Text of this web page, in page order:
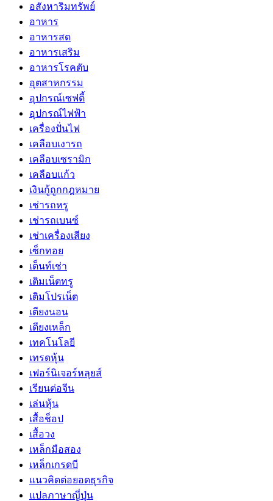
อสังหาริมทรัพย์
อาหาร
อาหารสด
อาหารเสริม
อาหารโรคตับ
อุตสาหกรรม
อุปกรณ์เซฟตี้
อุปกรณ์ไฟฟ้า
เครื่องปั่นไฟ
เคลือบเงารถ
เคลือบเซรามิก
เคลือบแก้ว
เงินกู้ถูกกฎหมาย
เช่ารถหรู
เช่ารถเบนซ์
เช่าเครื่องเสียง
เซ็กทอย
เต็นท์เช่า
เติมเน็ตทรู
เติมโปรเน็ต
เตียงนอน
เตียงเหล็ก
เทคโนโลยี
เทรดหุ้น
เฟอร์นิเจอร์หลุยส์
เรียนต่อจีน
เล่นหุ้น
เสื้อช็อป
เสื้อวง
เหล็กมือสอง
เหล็กเกรดบี
แนวคิดต่อยอดธุรกิจ
แปลภาษาญี่ปุ่น